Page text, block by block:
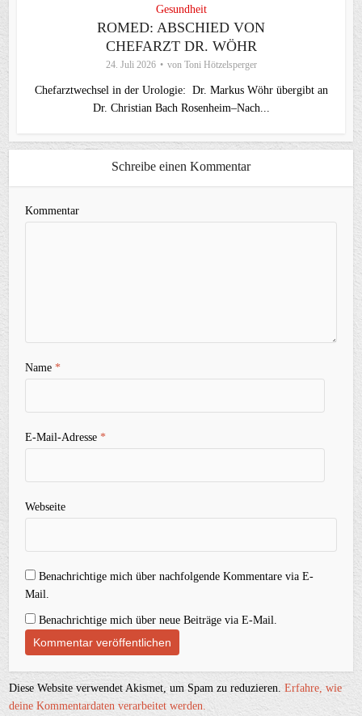
Gesundheit
ROMED: ABSCHIED VON
CHEFARZT DR. WÖHR
24. Juli 2026 von Toni Hötzelsperger
Chefarztwechsel in der Urologie: Dr. Markus Wöhr übergibt an
Dr. Christian Bach Rosenheim–Nach...
Schreibe einen Kommentar
Kommentar
Name*
E-Mail-Adresse*
Webseite
Benachrichtige mich über nachfolgende Kommentare via E-
Mail.
Benachrichtige mich über neue Beiträge via E-Mail.
Diese Website verwendet Akismet, um Spam zu reduzieren.Erfahre, wie
deine Kommentardaten verarbeitet werden.